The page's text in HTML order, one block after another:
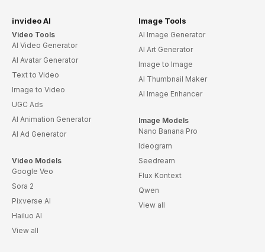
invideo AI
Video Tools
AI Video Generator
AI Avatar Generator
Text to Video
Image to Video
UGC Ads
AI Animation Generator
AI Ad Generator
Video Models
Google Veo
Sora 2
Pixverse AI
Hailuo AI
View all
Image Tools
AI Image Generator
AI Art Generator
Image to Image
AI Thumbnail Maker
AI Image Enhancer
Image Models
Nano Banana Pro
Ideogram
Seedream
Flux Kontext
Qwen
View all